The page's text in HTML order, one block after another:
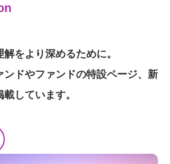
をより深めるために。
ンドやファンドの特設ページ、新
しています。